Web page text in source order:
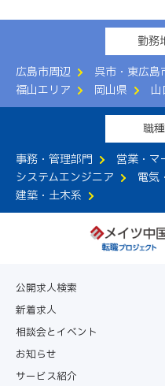
ことができるものとしま
第3条（本サービスの提供
当社は、以下のサービス
社の判断で提供するものと
（1）電話や面談による
（2）コンサルタントによ
（3）求人情報の提供
（4）求人者への応募手続
（5）その他利用者の転職
第4条（本サービスの提供
申込み日から2年間を上限
人者に入社した場合、入社
ービスを終了するものとし
供の終了のお申し出を受
囲で速やかに終了させて
勤務
広島市周辺
呉市・東広島
福山エリア
岡山県 山
職
事務・管理部門
営業・マ
システムエンジニア
電気
建築・土木系
公開求人検索
新着求人
相談会とイベント
お知らせ
サービス紹介